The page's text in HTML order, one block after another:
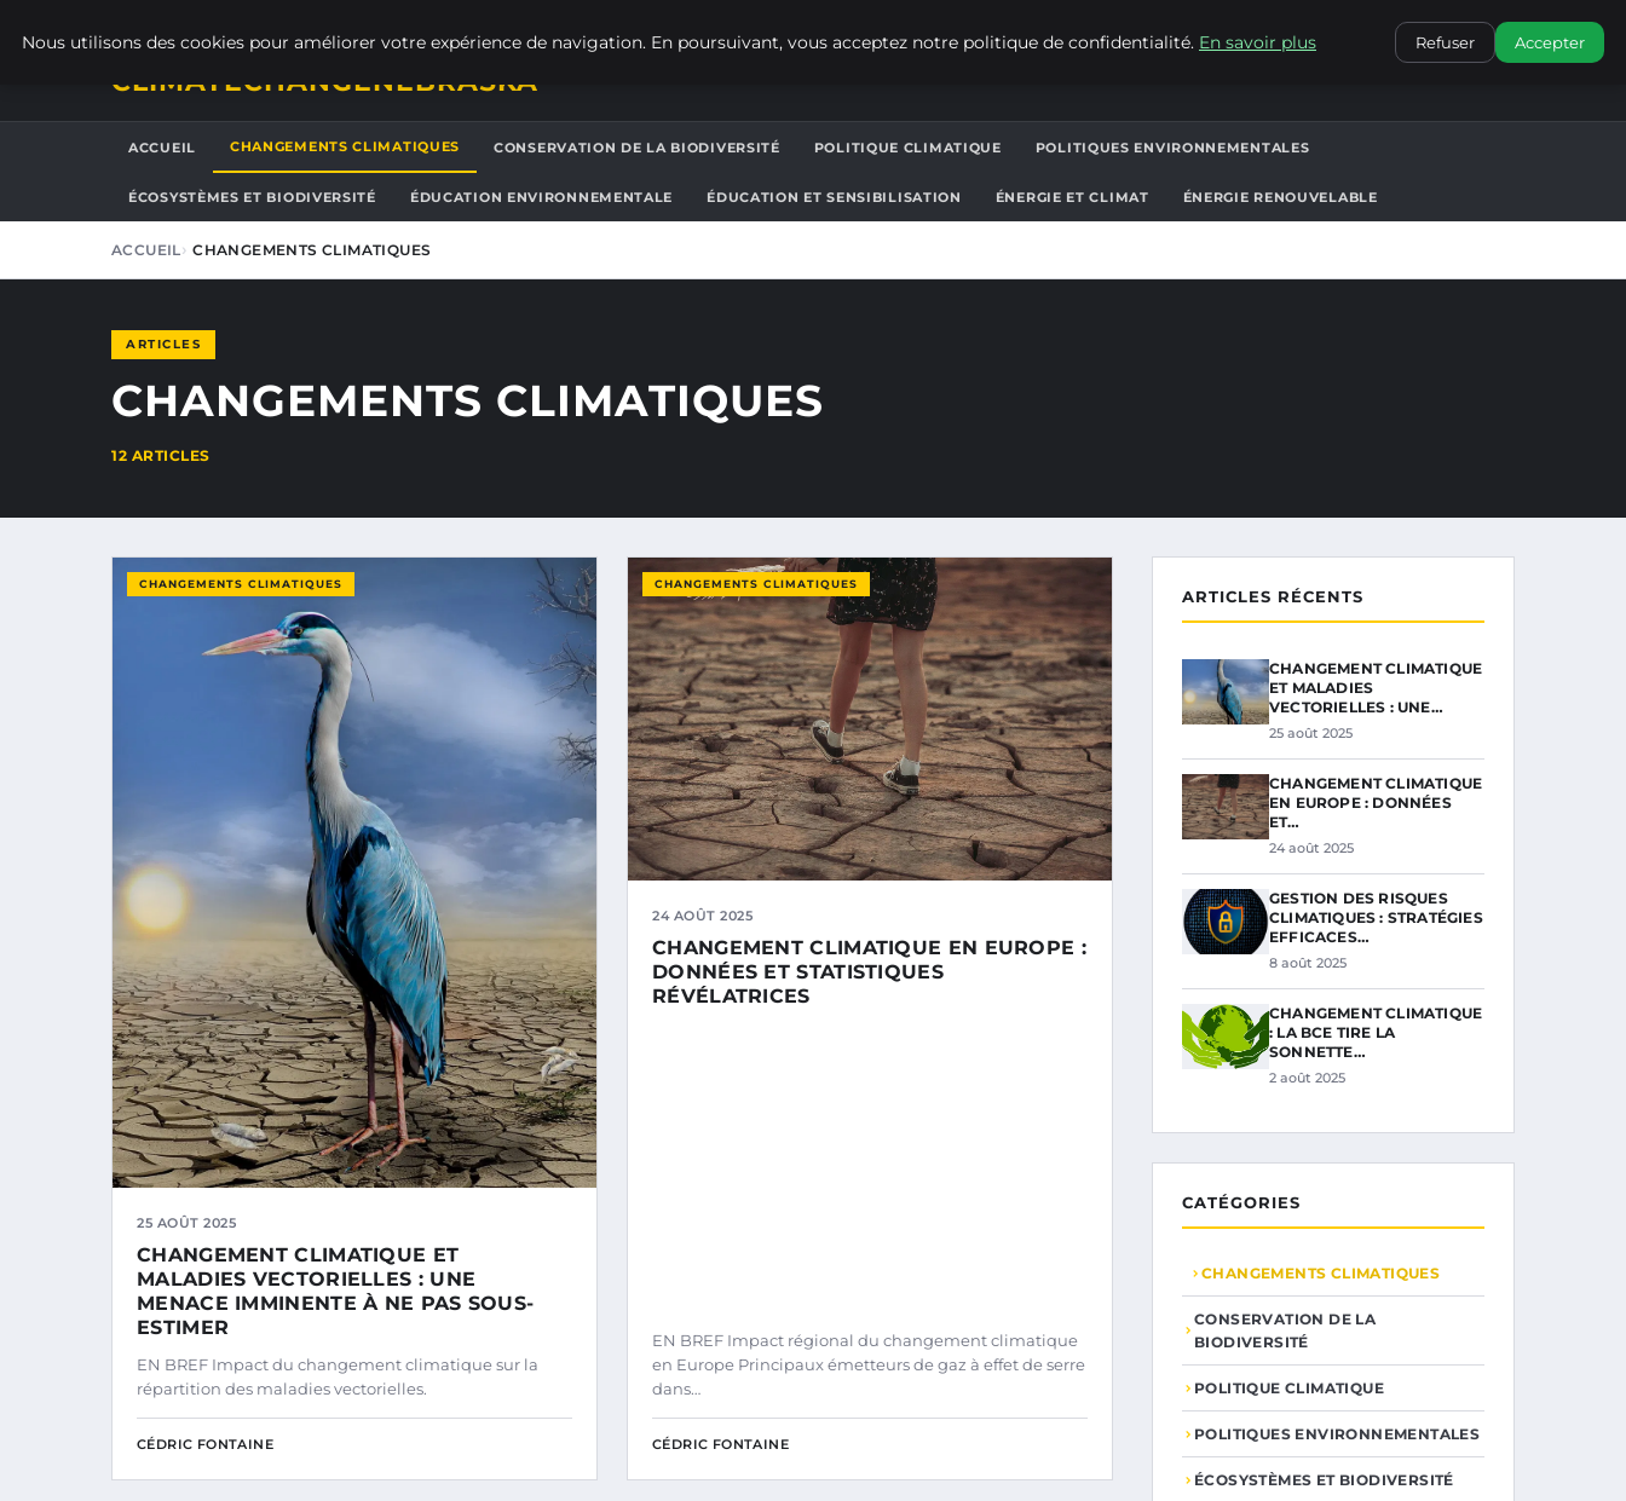
CONTACT
CLIMATECHANGENEBRASKA
ACCUEIL CHANGEMENTS CLIMATIQUES CONSERVATION DE LA BIODIVERSITÉ POLITIQUE CLIMATIQUE POLITIQUES ENVIRONNEMENTALES
ÉCOSYSTÈMES ET BIODIVERSITÉ ÉDUCATION ENVIRONNEMENTALE ÉDUCATION ET SENSIBILISATION ÉNERGIE ET CLIMAT ÉNERGIE RENOUVELABLE
ACCUEIL CHANGEMENTS CLIMATIQUES
ARTICLES
CHANGEMENTS CLIMATIQUES
12 ARTICLES
CHANGEMENTS CLIMATIQUES
25 AOÛT 2025
CHANGEMENT CLIMATIQUE ET
MALADIES VECTORIELLES : UNE
MENACE IMMINENTE À NE PAS SOUS-
ESTIMER
EN BREF Impact du changement climatique sur la
répartition des maladies vectorielles.
CÉDRIC FONTAINE
CHANGEMENTS CLIMATIQUES
24 AOÛT 2025
CHANGEMENT CLIMATIQUE EN EUROPE :
DONNÉES ET STATISTIQUES
RÉVÉLATRICES
EN BREF Impact régional du changement climatique
en Europe Principaux émetteurs de gaz à effet de serre
dans…
CÉDRIC FONTAINE
ARTICLES RÉCENTS
CHANGEMENT CLIMATIQUE
ET MALADIES
VECTORIELLES : UNE…
25 août 2025
CHANGEMENT CLIMATIQUE
EN EUROPE : DONNÉES
ET…
24 août 2025
GESTION DES RISQUES
CLIMATIQUES : STRATÉGIES
EFFICACES…
8 août 2025
CHANGEMENT CLIMATIQUE
: LA BCE TIRE LA
SONNETTE…
2 août 2025
CATÉGORIES
CHANGEMENTS CLIMATIQUES
CONSERVATION DE LA
BIODIVERSITÉ
POLITIQUE CLIMATIQUE
POLITIQUES ENVIRONNEMENTALES
ÉCOSYSTÈMES ET BIODIVERSITÉ
Nous utilisons des cookies pour améliorer votre expérience de navigation. En poursuivant, vous acceptez notre politique de confidentialité. En savoir plus Refuser Accepter